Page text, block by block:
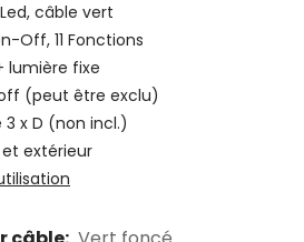
câble vert
Off, 11 Fonctions
lumière fixe
(peut être exclu)
x D (non incl.)
extérieur